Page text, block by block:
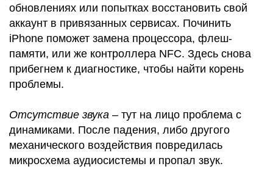
обновлениях или попытках восстановить свой
аккаунт в привязанных сервисах. Починить
iPhone поможет замена процессора, флеш-
памяти, или же контроллера NFC. Здесь снова
прибегнем к диагностике, чтобы найти корень
проблемы.
Отсутствие звука – тут на лицо проблема с
динамиками. После падения, либо другого
механического воздействия повредилась
микросхема аудиосистемы и пропал звук.